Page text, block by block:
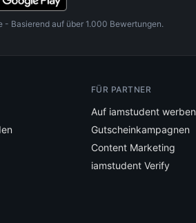
- Basierend auf über 1.000 Bewertungen.
FÜR PARTNER
Auf iamstudent werben
Gutscheinkampagnen
Content Marketing
iamstudent Verify